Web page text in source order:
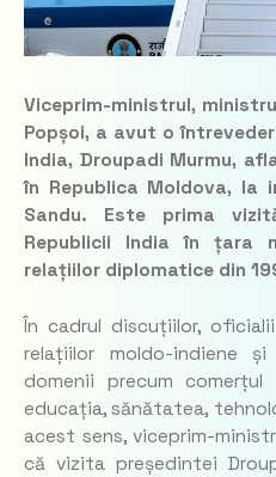
Viceprim-ministrul,
Popșoi, a avut o
India, Droupadi Murmu,
în Republica Moldova, la
Sandu. Este prima
Republicii India în țara
relațiilor diplomatice din
În cadrul discuțiilor,
relațiilor moldo-indiene
domenii precum
educația, sănătatea,
acest sens, viceprim-
că vizita președintei